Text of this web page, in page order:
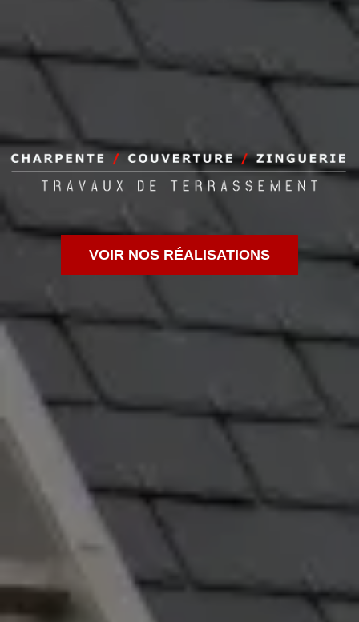
VOIR NOS RÉALISATIONS